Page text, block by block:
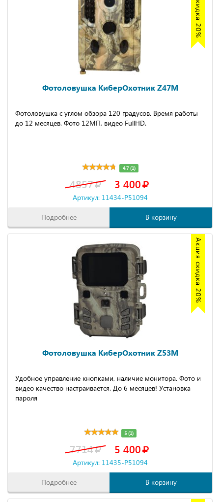
Фотоловушка КиберОхотник Z47M
Фотоловушка с углом обзора 120 градусов. Время работы
до 12 месяцев. Фото 12МП, видео FullHD.
4.7 (1)
4857 3 400
Артикул: 11434-P51094
Подробнее В корзину
Акция скидка 20%
Фотоловушка КиберОхотник Z53M
Удобное управление кнопками, наличие монитора. Фото и
видео качество настраивается. До 6 месяцев! Установка
пароля
5 (1)
7714 5 400
Артикул: 11435-P51094
Подробнее В корзину